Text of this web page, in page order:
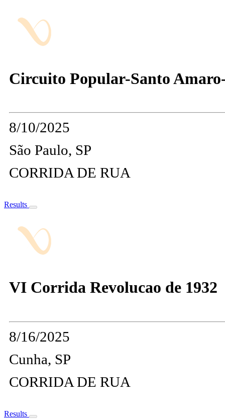
Circuito Popular-Santo
8/10/2025
São Paulo, SP
CORRIDA DE RUA
Results
VI Corrida Revolucao de 1932
8/16/2025
Cunha, SP
CORRIDA DE RUA
Results